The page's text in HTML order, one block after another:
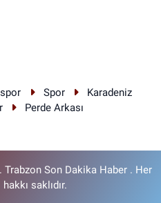
Spor
Karadeniz
Perde Arkası
Son Dakika Haber . Her
hakkı saklıdır.